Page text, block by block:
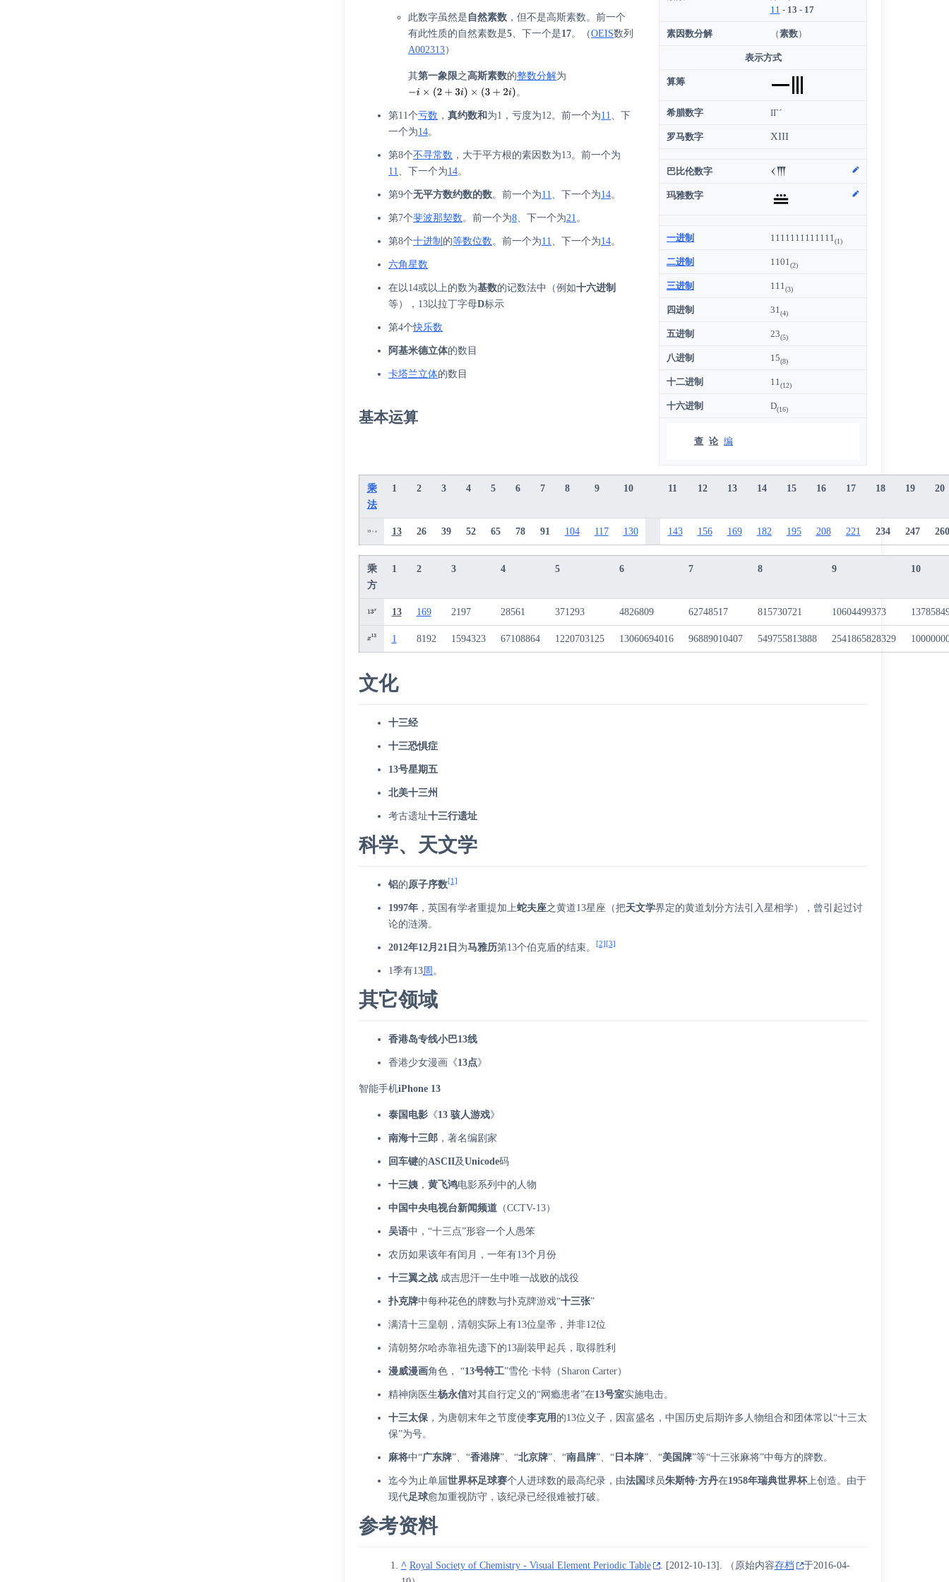
11 - 13 - 17
素因数分解 （素数）
表示方式
算筹
希腊数字 ΙΓ´
罗马数字 XIII
巴比伦数字 𒌋𒐗
玛雅数字
一进制 1111111111111 (1)
二进制 1101 (2)
三进制 111 (3)
四进制 31 (4)
五进制 23(5)
八进制 15(8)
十二进制 11 (12)
十六进制 D(16)
查 论 编
此数字虽然是 自然素数 ，但不是高斯素数。前一个
有此性质的自然素数是5、下一个是17。（OEIS数列
A002313）
其第一象限之高斯素数的整数分解为
。
第11个亏数 ，真约数和 为1，亏度为12。前一个为11、下
一个为14。
第8个不寻常数 ，大于平方根的素因数为13。前一个为
11、下一个为14。
第9个无平方数约数的数。前一个为11、下一个为14。
第7个斐波那契数。前一个为8、下一个为21。
第8个十进制 的等数位数。前一个为11、下一个为14。
六角星数
在以14或以上的数为基数的记数法中（例如十六进制
等），13以拉丁字母D标示
第4个快乐数
阿基米德立体的数目
卡塔兰立体的数目
基本运算
乘
法
1 2 3 4 5 6 7 8 9 10 11 12 13 14 15 16 17 18 19 20
13 26 39 52 65 78 91 104 117 130 143 156 169 182 195 208 221 234 247 260
乘
方
1 2 3 4 5 6 7 8 9 10
13 169 2197 28561 371293 4826809 62748517 815730721 10604499373
1 8192 1594323 67108864 1220703125 13060694016 96889010407 549755813888 2541865828329
文化
十三经
十三恐惧症
13号星期五
北美十三州
考古遗址十三行遗址
科学、天文学
铝的 原子序数[1]
1997年 ，英国有学者重提加上蛇夫座之黄道13星座（把天文学界定的黄道划分方法引入星相学），曾引起过讨
论的涟漪。
2012年12月21日 为马雅历第13个伯克盾的结束。[2] [3]
1季有13周 。
其它领域
香港岛专线小巴13线
香港少女漫画《13点》
智能手机iPhone 13
泰国 电影 《13 骇人游戏》
南海十三郎 ，著名编剧家
回车键的ASCII及Unicode码
十三姨 ，黄飞鸿电影系列中的人物
中国中央电视台新闻频道 （CCTV-13）
吴语中，“十三点”形容一个人愚笨
农历如果该年有闰月，一年有13个月份
十三翼之战 成吉思汗一生中唯一战败的战役
扑克牌中每种花色的牌数与扑克牌游戏“十三张”
满清十三皇朝，清朝实际上有13位皇帝，并非12位
清朝努尔哈赤靠祖先遗下的13副装甲起兵，取得胜利
漫威漫画角色， “13号特工”雪伦·卡特（Sharon Carter）
精神病医生杨永信对其自行定义的“网瘾患者”在13号室实施电击。
十三太保 ，为唐朝末年之节度使李克用 的13位义子，因富盛名，中国历史后期许多人物组合和团体常以“十三太
保”为号。
麻将中“广东牌”、“香港牌”、“北京牌”、“南昌牌”、“ 日本牌”、“美国牌”等“十三张麻将”中每方的牌数。
迄今为止单届世界杯足球赛个人进球数的最高纪录，由法国球员朱斯特·方丹在1958年瑞典世界杯上创造。由于
现代足球愈加重视防守，该纪录已经很难被打破。
参考资料
^ Royal Society of Chemistry - Visual Element Periodic Table . [2012-10-13] . （原始内容存档
于2016-04-